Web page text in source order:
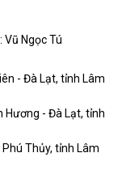
Vũ Ngọc Tú
- Đà Lạt, tỉnh Lâm
Hương - Đà Lạt, tỉnh
Thủy, tỉnh Lâm